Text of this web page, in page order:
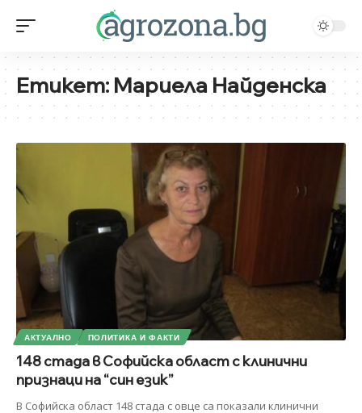
Етикет:Мариела Найденска
АКТУАЛНО ПОЛИТИКА И ФАКТИ
148 стада в Софийска област с клинични
признаци на “син език”
В Софийска област 148 стада с овце са показали клинични